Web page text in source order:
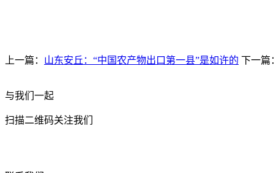
上一篇： 山东安丘：“中国农产物出口第一县”是如许的 下一篇：
与我们一起
扫描二维码关注我们